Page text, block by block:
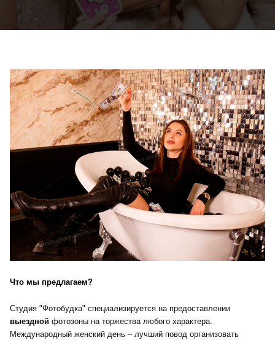
Что мы предлагаем?
Студия "Фотобудка" специализируется на предоставлении
выездной фотозоны на торжества любого характера.
Международный женский день – лучший повод организовать